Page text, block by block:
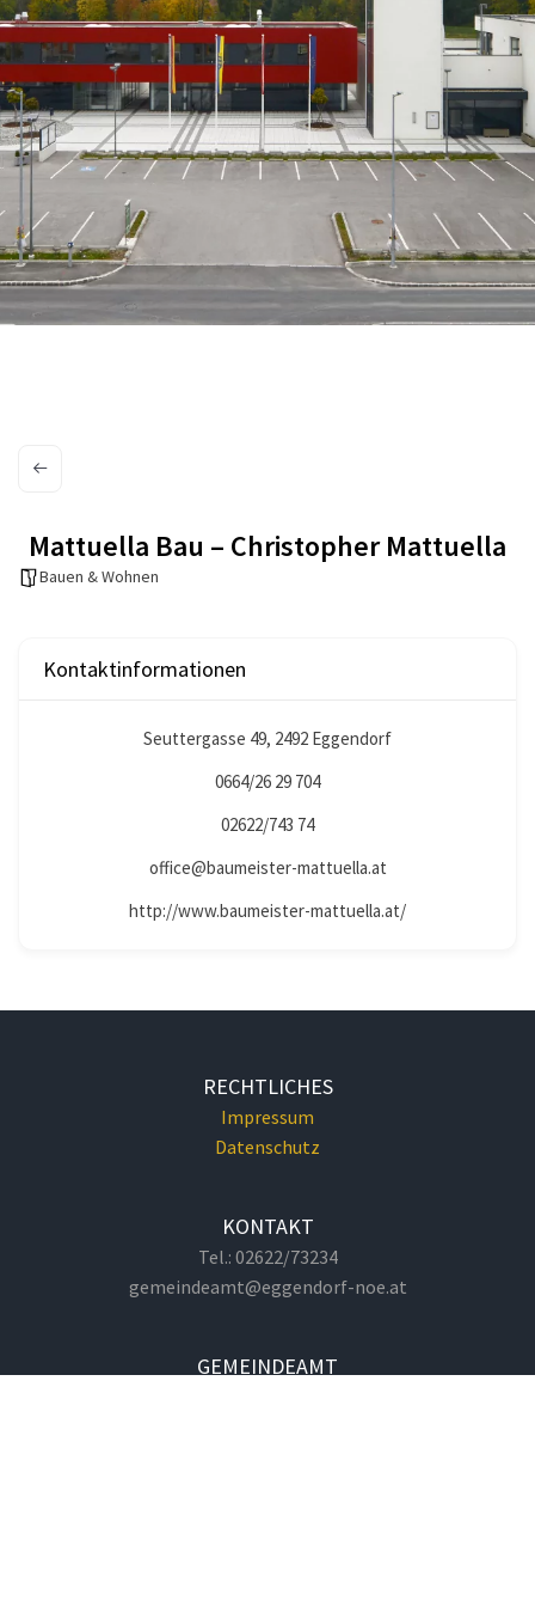
Mattuella Bau – Christopher Mattuella
Bauen & Wohnen
Kontaktinformationen
Seuttergasse 49, 2492 Eggendorf
0664/26 29 704
02622/743 74
office@baumeister-mattuella.at
http://www.baumeister-mattuella.at/
RECHTLICHES
Impressum
Datenschutz
KONTAKT
Tel.: 02622/73234
gemeindeamt@eggendorf-noe.at
GEMEINDEAMT